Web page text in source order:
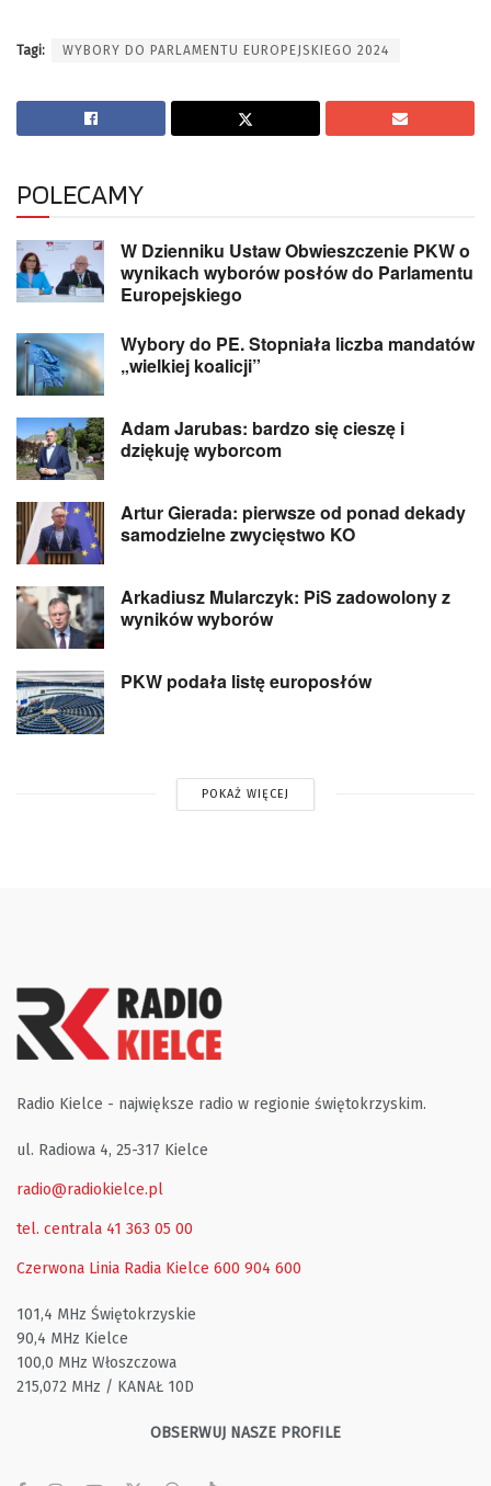
Tagi: WYBORY DO PARLAMENTU EUROPEJSKIEGO 2024
POLECAMY
W Dzienniku Ustaw Obwieszczenie PKW o
wynikach wyborów posłów do Parlamentu
Europejskiego
Wybory do PE. Stopniała liczba mandatów
„wielkiej koalicji”
Adam Jarubas: bardzo się cieszę i
dziękuję wyborcom
Artur Gierada: pierwsze od ponad dekady
samodzielne zwycięstwo KO
Arkadiusz Mularczyk: PiS zadowolony z
wyników wyborów
PKW podała listę europosłów
POKAŻ WIĘCEJ
Radio Kielce - największe radio w regionie świętokrzyskim.
ul. Radiowa 4, 25-317 Kielce
radio@radiokielce.pl
tel. centrala 41 363 05 00
Czerwona Linia Radia Kielce 600 904 600
101,4 MHz Świętokrzyskie
90,4 MHz Kielce
100,0 MHz Włoszczowa
215,072 MHz / KANAŁ 10D
OBSERWUJ NASZE PROFILE